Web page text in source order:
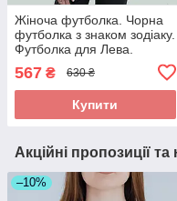
Жіноча футболка. Чорна
футболка з знаком зодіаку.
Футболка для Лева.
567 ₴ 630 ₴
Купити
Акційні пропозиції
–10%